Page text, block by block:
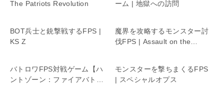
The Patriots Revolution ーム | 地獄への訪問
BOT兵士と銃撃戦するFPS |
KS Z
魔界を攻略するモンスター討
伐FPS | Assault on the
バトロワFPS対戦ゲーム【ハ
ントゾーン：ファイアバトル
モンスターを撃ちまくるFPS
| スペシャルオプス